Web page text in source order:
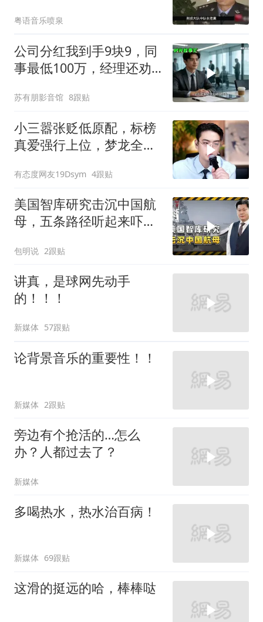
粤语音乐喷泉
公司分红我到手9块9，同
事最低100万，经理还劝
苏有朋影音馆 8跟贴
小三嚣张贬低原配，标榜
真爱强行上位，梦龙全程
有态度网友19Dsym 4跟贴
美国智库研究击沉中国航
母，五条路径听起来吓
包明说 2跟贴
讲真，是球网先动手
的！！！
新媒体 57跟贴
论背景音乐的重要性！！
新媒体 2跟贴
旁边有个抢活的…怎么
办？人都过去了？
新媒体
多喝热水，热水治百病！
新媒体 69跟贴
这滑的挺远的哈，棒棒哒